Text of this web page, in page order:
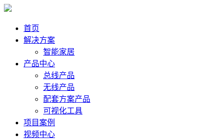
首页
解决方案
智能家居
产品中心
总线产品
无线产品
配套方案产品
可视化工具
项目案例
视频中心